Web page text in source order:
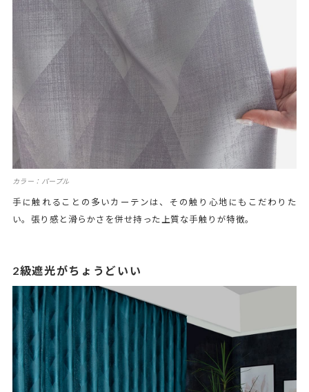
カラー：パープル
手に触れることの多いカーテンは、その触り心地にもこだわりた
い。張り感と滑らかさを併せ持った上質な手触りが特徴。
2級遮光がちょうどいい